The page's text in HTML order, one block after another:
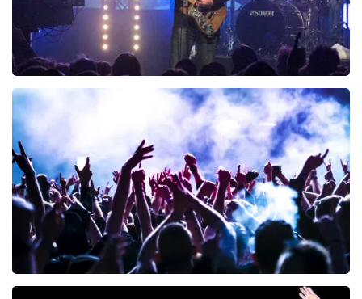
BESTEL NU